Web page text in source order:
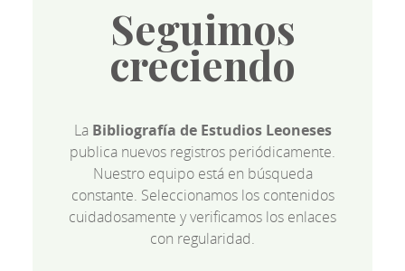
Seguimos
creciendo
La Bibliografía de Estudios Leoneses
publica nuevos registros periódicamente.
Nuestro equipo está en búsqueda
constante. Seleccionamos los contenidos
cuidadosamente y verificamos los enlaces
con regularidad.